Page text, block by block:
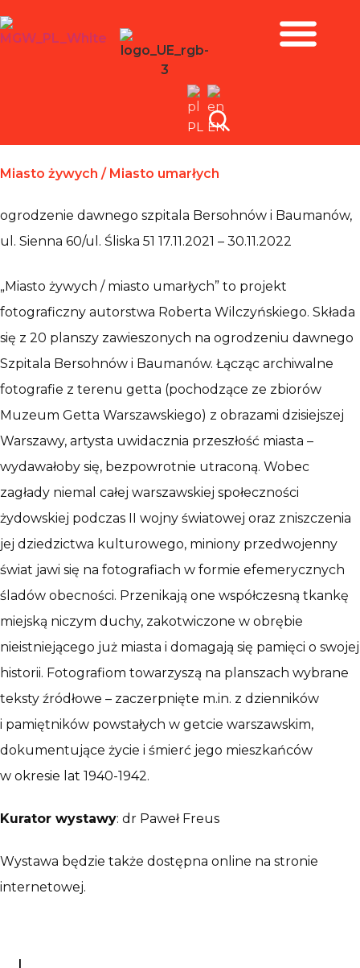
PL EN
Miasto żywych / Miasto umarłych
ogrodzenie dawnego szpitala Bersohnów i Baumanów,
ul. Sienna 60/ul. Śliska 51 17.11.2021 – 30.11.2022
„Miasto żywych / miasto umarłych” to projekt
fotograficzny autorstwa Roberta Wilczyńskiego. Składa
się z 20 planszy zawieszonych na ogrodzeniu dawnego
Szpitala Bersohnów i Baumanów. Łącząc archiwalne
fotografie z terenu getta (pochodzące ze zbiorów
Muzeum Getta Warszawskiego) z obrazami dzisiejszej
Warszawy, artysta uwidacznia przeszłość miasta –
wydawałoby się, bezpowrotnie utraconą. Wobec
zagłady niemal całej warszawskiej społeczności
żydowskiej podczas II wojny światowej oraz zniszczenia
jej dziedzictwa kulturowego, miniony przedwojenny
świat jawi się na fotografiach w formie efemerycznych
śladów obecności. Przenikają one współczesną tkankę
miejską niczym duchy, zakotwiczone w obrębie
nieistniejącego już miasta i domagają się pamięci o swojej
historii. Fotografiom towarzyszą na planszach wybrane
teksty źródłowe – zaczerpnięte m.in. z dzienników
i pamiętników powstałych w getcie warszawskim,
dokumentujące życie i śmierć jego mieszkańców
w okresie lat 1940-1942.
Kurator wystawy: dr Paweł Freus
Wystawa będzie także dostępna online na stronie
internetowej.